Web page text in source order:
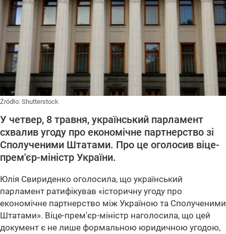
Źródło: Shutterstock
У четвер, 8 травня, український парламент
схвалив угоду про економічне партнерство зі
Сполученими Штатами. Про це оголосив віце-
прем'єр-міністр України.
Юлія Свириденко оголосила, що український
парламент ратифікував «історичну угоду про
економічне партнерство між Україною та Сполученими
Штатами». Віце-прем'єр-міністр наголосила, що цей
документ є не лише формальною юридичною угодою,